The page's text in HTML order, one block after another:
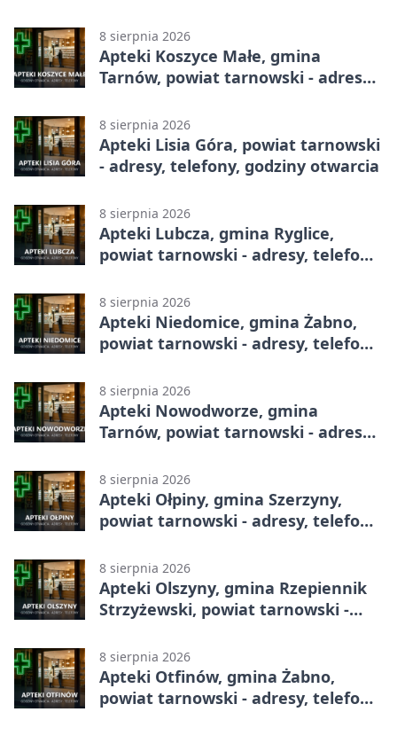
8 sierpnia 2026
Apteki Koszyce Małe, gmina
Tarnów, powiat tarnowski - adresy,
8 sierpnia 2026
Apteki Lisia Góra, powiat tarnowski
- adresy, telefony, godziny otwarcia
8 sierpnia 2026
Apteki Lubcza, gmina Ryglice,
powiat tarnowski - adresy, telefony,
8 sierpnia 2026
Apteki Niedomice, gmina Żabno,
powiat tarnowski - adresy, telefony,
8 sierpnia 2026
Apteki Nowodworze, gmina
Tarnów, powiat tarnowski - adresy,
8 sierpnia 2026
Apteki Ołpiny, gmina Szerzyny,
powiat tarnowski - adresy, telefony,
8 sierpnia 2026
Apteki Olszyny, gmina Rzepiennik
Strzyżewski, powiat tarnowski -
8 sierpnia 2026
Apteki Otfinów, gmina Żabno,
powiat tarnowski - adresy, telefony,